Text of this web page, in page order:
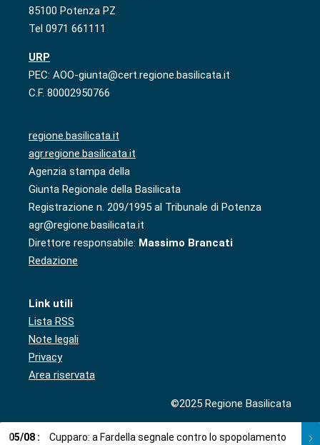
85100 Potenza PZ
Tel 0971 661111
URP
PEC: AOO-giunta@cert.regione.basilicata.it
C.F. 80002950766
regione.basilicata.it
agr.regione.basilicata.it
Agenzia stampa della
Giunta Regionale della Basilicata
Registrazione n. 209/1995 al Tribunale di Potenza
agr@regione.basilicata.it
Direttore responsabile: Massimo Brancati
Redazione
Link utili
Lista RSS
Note legali
Privacy
Area riservata
©2025 Regione Basilicata
05/08 : Cupparo: a Fardella segnale contro lo spopolamento 05